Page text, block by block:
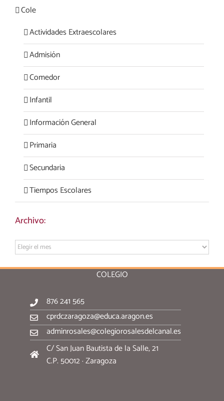
Cole
Actividades Extraescolares
Admisión
Comedor
Infantil
Información General
Primaria
Secundaria
Tiempos Escolares
Archivo:
Archivo:
COLEGIO
876 241 565
cprdczaragoza@educa.aragon.es
adminrosales@colegiorosalesdelcanal.es
C/ San Juan Bautista de la Salle, 21
C.P. 50012 · Zaragoza